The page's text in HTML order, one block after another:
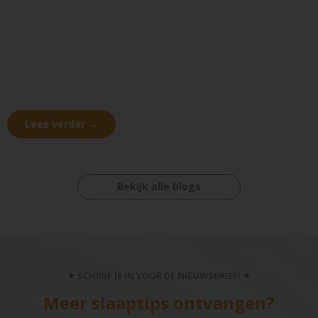
Lees verder →
Bekijk alle blogs
✦ SCHRIJF JE IN VOOR DE NIEUWSBRIEF! ✦
Meer slaaptips ontvangen?